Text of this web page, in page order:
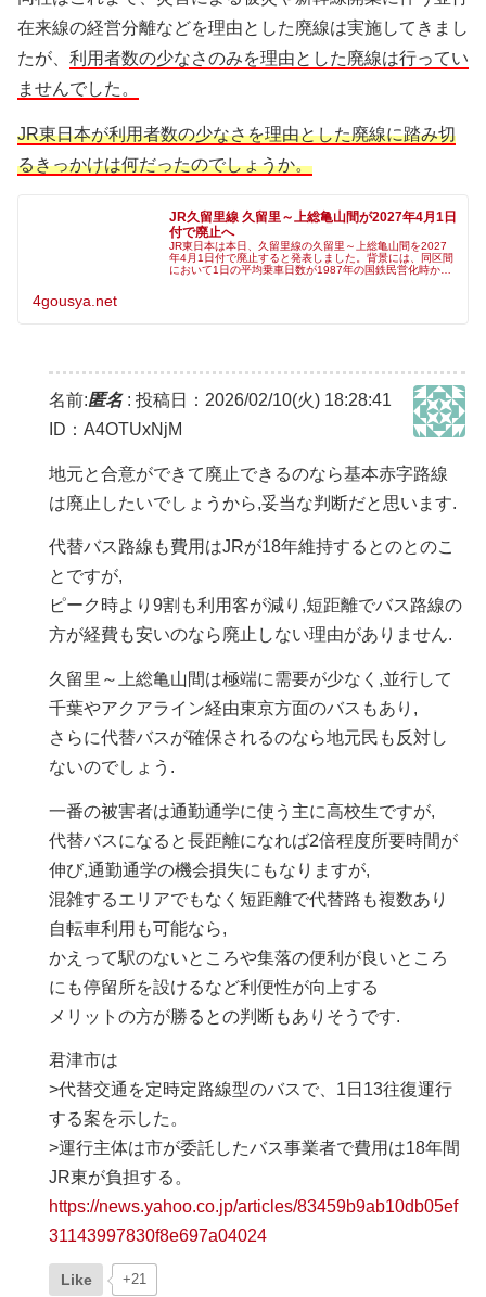
在来線の経営分離などを理由とした廃線は実施してきまし
たが、 利用者数の少なさのみを理由とした廃線は行ってい
ませんでした。
JR東日本が利用者数の少なさを理由とした廃線に踏み切
るきっかけは何だったのでしょうか。
JR久留里線 久留里～上総亀山間が2027年4月1日
付で廃止へ
JR東日本は本日、久留里線の久留里～上総亀山間を2027
年4月1日付で廃止すると発表しました。背景には、同区間
において1日の平均乗車日数が1987年の国鉄民営化時から
4gousya.net
名前:匿名: 投稿日：2026/02/10(火) 18:28:41
ID：A4OTUxNjM
地元と合意ができて廃止できるのなら基本赤字路線
は廃止したいでしょうから,妥当な判断だと思います.
代替バス路線も費用はJRが18年維持するとのとのこ
とですが,
ピーク時より9割も利用客が減り,短距離でバス路線の
方が経費も安いのなら廃止しない理由がありません.
久留里～上総亀山間は極端に需要が少なく,並行して
千葉やアクアライン経由東京方面のバスもあり,
さらに代替バスが確保されるのなら地元民も反対し
ないのでしょう.
一番の被害者は通勤通学に使う主に高校生ですが,
代替バスになると長距離になれば2倍程度所要時間が
伸び,通勤通学の機会損失にもなりますが,
混雑するエリアでもなく短距離で代替路も複数あり
自転車利用も可能なら,
かえって駅のないところや集落の便利が良いところ
にも停留所を設けるなど利便性が向上する
メリットの方が勝るとの判断もありそうです.
君津市は
>代替交通を定時定路線型のバスで、1日13往復運行
する案を示した。
>運行主体は市が委託したバス事業者で費用は18年間
JR東が負担する。
https://news.yahoo.co.jp/articles/83459b9ab10db05ef
31143997830f8e697a04024
Like +21